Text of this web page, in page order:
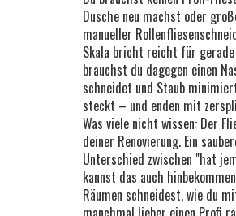
Dusche neu machst oder
manueller
Skala bricht reicht für gerade
brauchst du dagegen einen
schneidet und Staub
steckt – und enden mit
Was viele nicht wissen: Der
deiner Renovierung. Ein
Unterschied zwischen "hat
kannst das auch
Räumen schneidest, wie du